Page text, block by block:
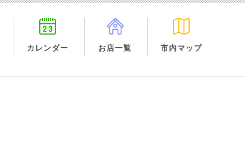
カレンダー お店一覧 市内マップ